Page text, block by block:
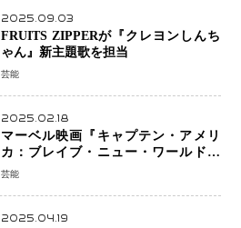
2025.09.03
FRUITS ZIPPERが『クレヨンしんち
ゃん』新主題歌を担当
芸能
2025.02.18
マーベル映画『キャプテン・アメリ
カ：ブレイブ・ニュー・ワールド』
新ブラック・ウィドウ役のシラ・ハー
芸能
2025.04.19